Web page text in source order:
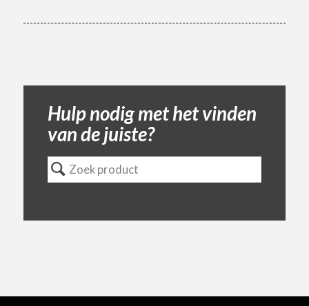
Hulp nodig met het vinden
van de juiste?